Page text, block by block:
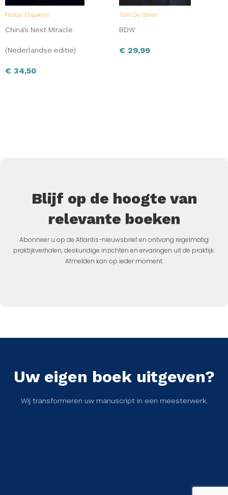
Pascal Coppens
China’s Next Miracle
(Nederlandse editie)
€ 34,50
Tom De Smet
BDW
€ 29,99
Blijf op de hoogte van
relevante boeken
Abonneer u op de Atlantis-nieuwsbrief en ontvang regelmatig
praktijkverhalen, deskundige inzichten en ervaringen uit de praktijk.
Afmelden kan op ieder moment.
Uw eigen boek uitgeven?
Wij transformeren uw manuscript in een meesterwerk.